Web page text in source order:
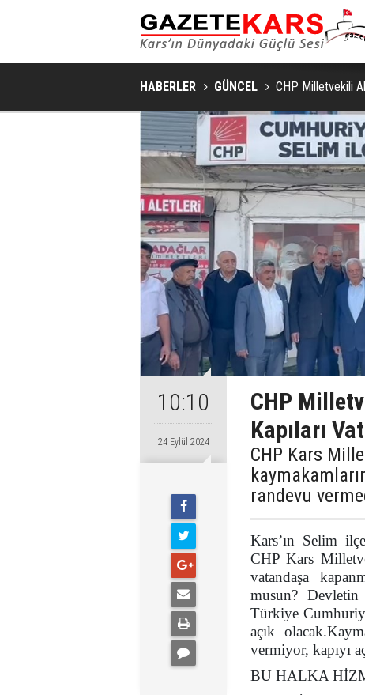
HABERLER GÜNCEL CHP Milletvekili
10:10
24 Eylül 2024
CHP
Kapıları
​​​​​​​CHP Kars
randevu
Kars’ın Selim
CHP Kars
vatandaşa
musun? Devletin
Türkiye
açık
vermiyor, kapıyı
BU HALKA